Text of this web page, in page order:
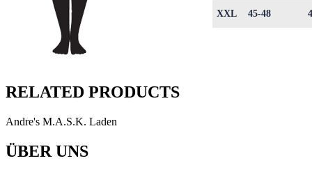
XXL 45-48
RELATED PRODUCTS
Andre's M.A.S.K. Laden
ÜBER UNS